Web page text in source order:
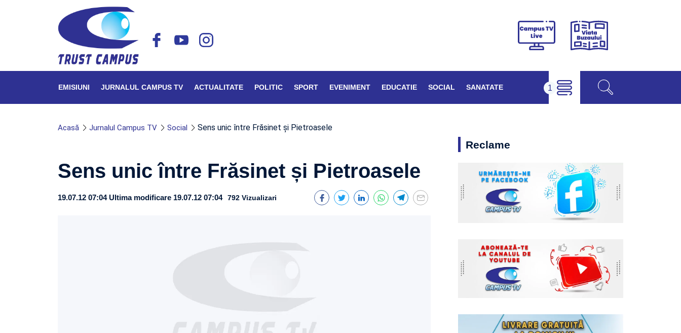
Campus
Viața
EMISIUNI JURNALUL CAMPUS TV ACTUALITATE POLITIC SPORT EVENIMENT EDUCATIE SOCIAL SANATATE
Acasă Jurnalul Campus TV Social Sens unic între Frăsinet și Pietroasele
Sens unic între Frăsinet și Pietroasele
19.07.12 07:04 Ultima modificare 19.07.12 07:04 792 Vizualizari
Reclame